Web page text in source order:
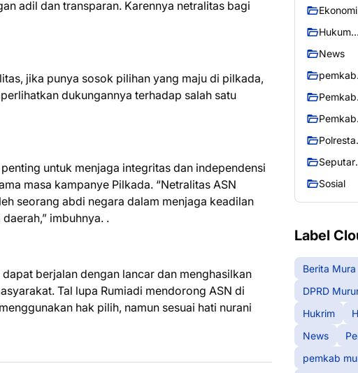
adil dan transparan. Karennya netralitas bagi
jika punya sosok pilihan yang maju di pilkada,
dukungannya terhadap salah satu
untuk menjaga integritas dan independensi
masa kampanye Pilkada. “Netralitas ASN
seorang abdi negara dalam menjaga keadilan
imbuhnya. .
berjalan dengan lancar dan menghasilkan
Tal lupa Rumiadi mendorong ASN di
hak pilih, namun sesuai hati nurani
Ekonomi
Hukum
News
pemkab
raya
Pemkab
raya
Pemkab
Raya 4
Polresta
Raya
Seputar
Murung
Raya
Sosial
Label
Berita Mura
DPRD
Hukrim
News
pemkab